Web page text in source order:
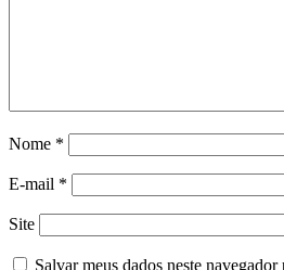
Nome *
E-mail *
Site
Salvar meus dados neste